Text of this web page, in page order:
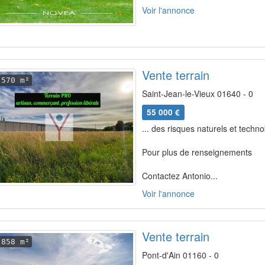
Voir l'annonce
570 m² Vente terrain
Saint-Jean-le-Vieux 01640 - 0
55 000 €
... des risques naturels et
Pour plus de renseignements
Contactez Antonio...
Voir l'annonce
858 m² Vente terrain
Pont-d'Ain 01160 - 0